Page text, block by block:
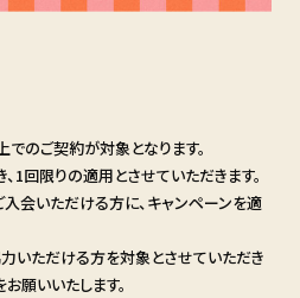
のご契約が対象となります。
1回限りの適用とさせていただきます。
会いただける方に、キャンペーンを適
いただける方を対象とさせていただき
願いいたします。